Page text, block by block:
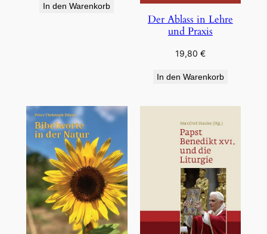
In den Warenkorb
Der Ablass in Lehre
und Praxis
19,80 €
In den Warenkorb